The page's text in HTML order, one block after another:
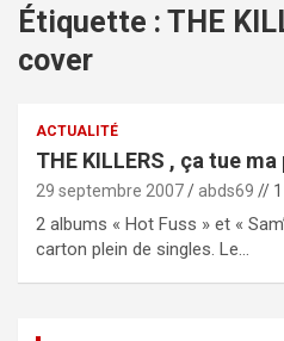
Étiquette : THE
cover
ACTUALITÉ
THE KILLERS , ça tue
29 septembre 2007 abds69 //
2 albums « Hot Fuss » et «
carton plein de singles. Le…